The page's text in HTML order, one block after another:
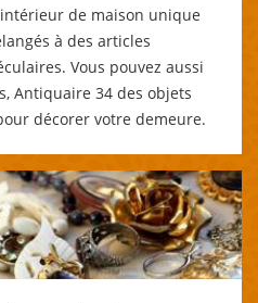
de maison unique
à des articles
Vous pouvez aussi
Antiquaire 34 des objets
décorer votre demeure.